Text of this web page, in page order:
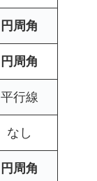
円周角
円周角
平行線
なし
円周角